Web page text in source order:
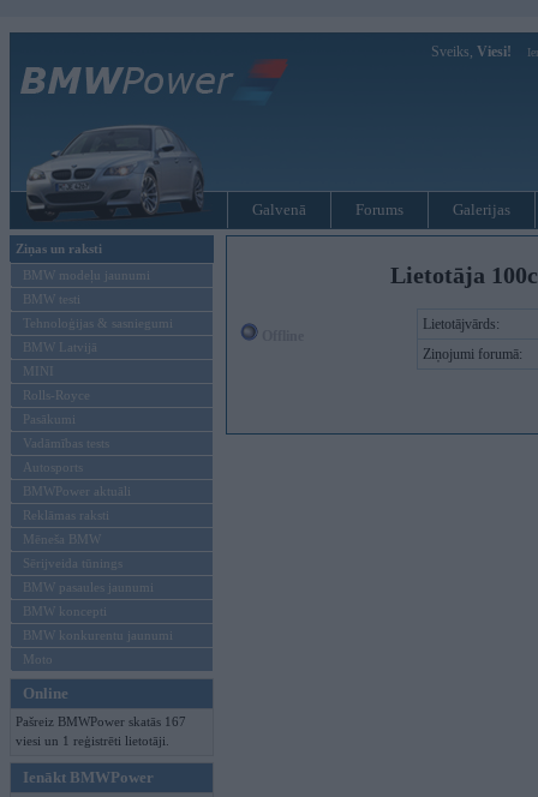
Sveiks, Viesi!
Galvenā Forums Galerijas
Ziņas un raksti
BMW modeļu jaunumi
BMW testi
Tehnoloģijas & sasniegumi
BMW Latvijā
MINI
Rolls-Royce
Pasākumi
Vadāmības tests
Autosports
BMWPower aktuāli
Reklāmas raksti
Mēneša BMW
Sērijveida tūnings
BMW pasaules jaunumi
BMW koncepti
BMW konkurentu jaunumi
Moto
Online
Pašreiz BMWPower skatās 167
viesi un 1 reģistrēti lietotāji.
Ienākt BMWPower
Lietotāja
Lietotājvārds:
Ziņojumi forumā: